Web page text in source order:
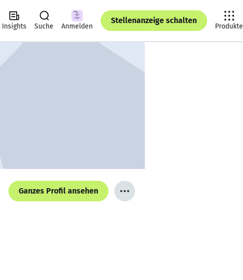
Insights Suche Anmelden
Stellenanzeige schalten
Produkte
Ganzes Profil ansehen